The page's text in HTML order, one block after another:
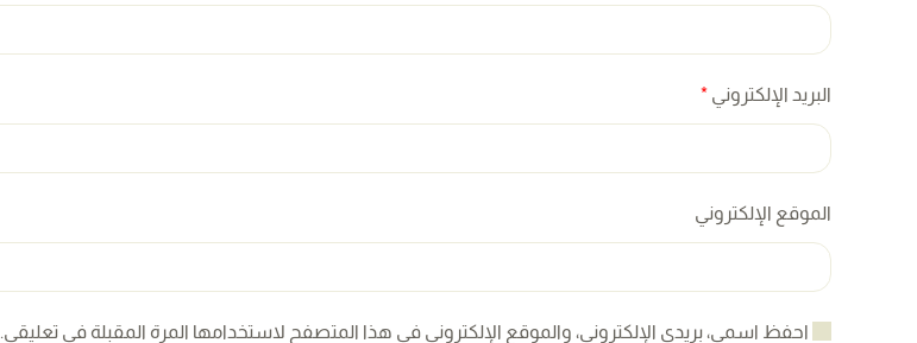
البريد الإلكتروني *
الموقع الإلكتروني
احفظ اسمي، بريدي الإلكتروني، والموقع الإلكتروني في هذا المتصفح لاستخدامها المرة المقبلة في تعليقي.